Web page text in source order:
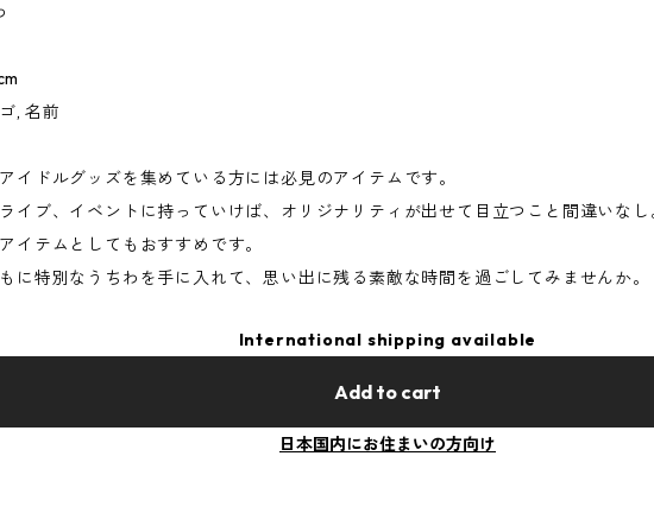
, 名前
イドルグッズを集めている方には必見のアイテムです。
イブ、イベントに持っていけば、オリジナリティが出せて目立つこと間違いなし
イテムとしてもおすすめです。
に特別なうちわを手に入れて、思い出に残る素敵な時間を過ごしてみませんか。
International shipping available
Add to cart
日本国内にお住まいの方向け